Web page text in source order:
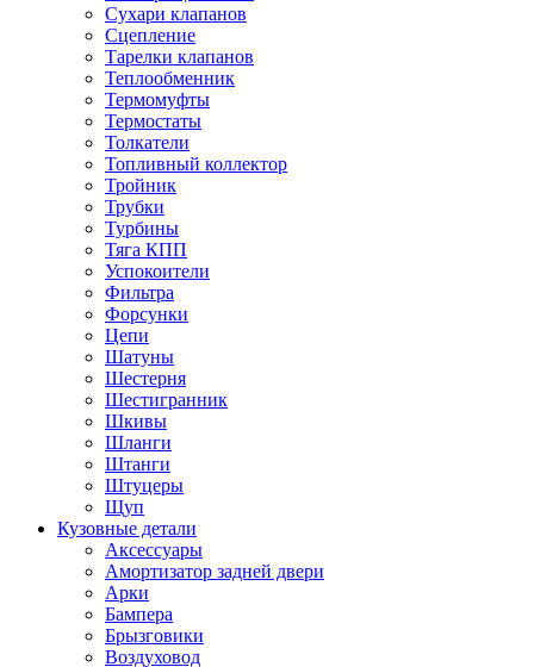
Сухари клапанов
Сцепление
Тарелки клапанов
Теплообменник
Термомуфты
Термостаты
Толкатели
Топливный коллектор
Тройник
Трубки
Турбины
Тяга КПП
Успокоители
Фильтра
Форсунки
Цепи
Шатуны
Шестерня
Шестигранник
Шкивы
Шланги
Штанги
Штуцеры
Щуп
Кузовные детали
Аксессуары
Амортизатор задней двери
Арки
Бампера
Брызговики
Воздуховод